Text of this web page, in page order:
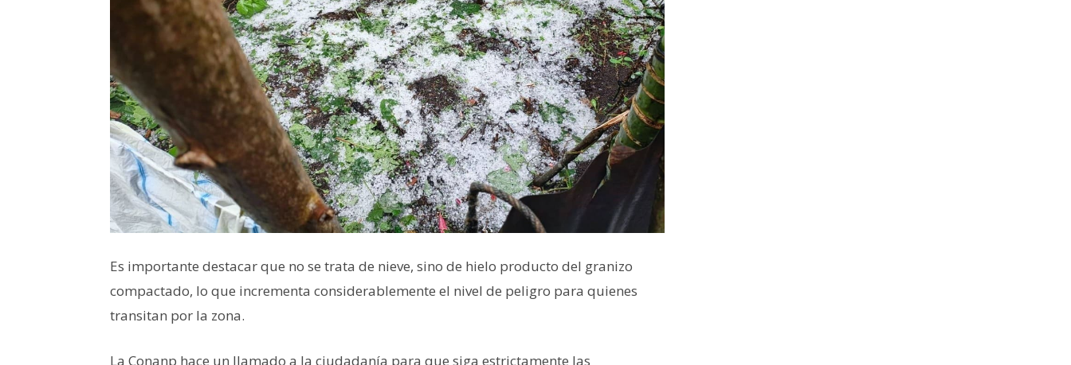
Es importante destacar que no se trata de nieve, sino de hielo producto del granizo
compactado, lo que incrementa considerablemente el nivel de peligro para quienes
transitan por la zona.
La Conanp hace un llamado a la ciudadanía para que siga estrictamente las